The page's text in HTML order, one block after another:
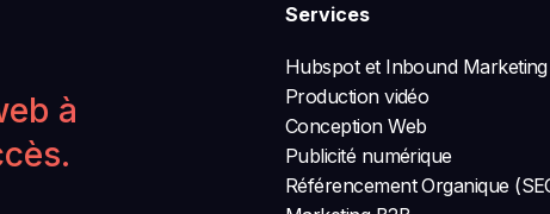
à
Services
Hubspot et Inbound Marketing
Production vidéo
Conception Web
Publicité numérique
Référencement Organique